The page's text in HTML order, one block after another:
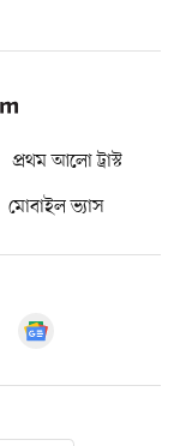
প্রথম আলো ট্রাস্ট
মোবাইল ভ্যাস